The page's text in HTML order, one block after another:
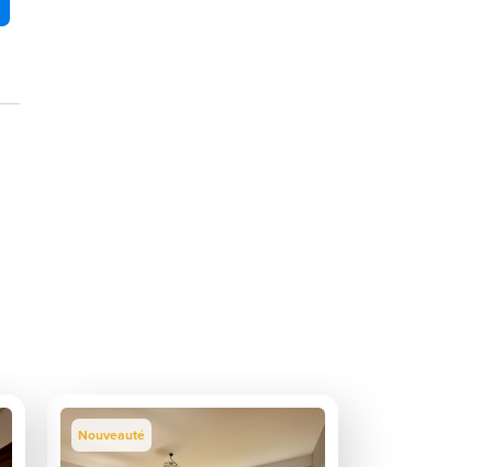
Nouveauté